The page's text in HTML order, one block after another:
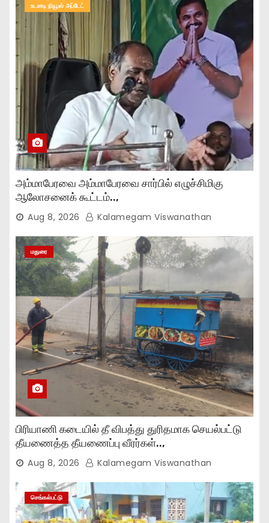
உடனடி நியூஸ் அப்டேட்
அம்மாபேரவை அம்மாபேரவை சார்பில் எழுச்சிமிகு
ஆலோசனைக் கூட்டம்..,
Aug 8, 2026 Kalamegam Viswanathan
மதுரை
பிரியாணி கடையில் தீ விபத்து துரிதமாக செயல்பட்டு
தீயணைத்த தீயணைப்பு வீரர்கள்..,
Aug 8, 2026 Kalamegam Viswanathan
செங்கல்பட்டு